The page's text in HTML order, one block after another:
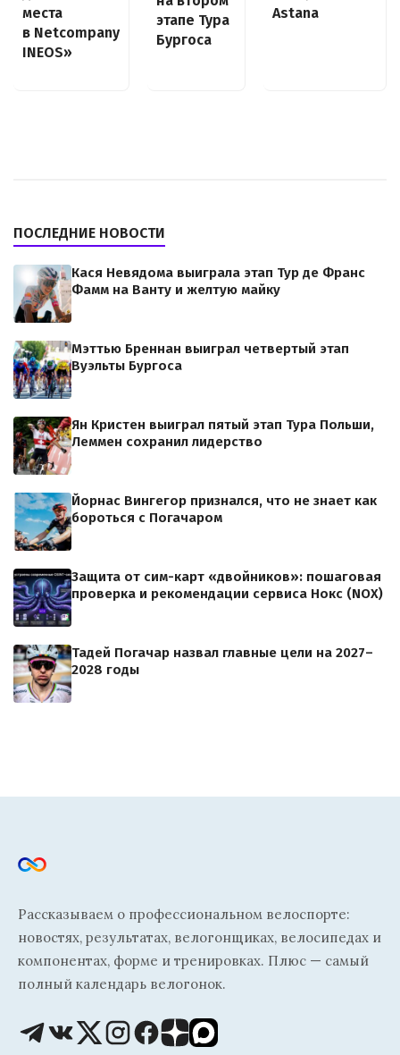
места
в Netcompany
INEOS»
этапе Тура
Бургоса
Astana
ПОСЛЕДНИЕ НОВОСТИ
Кася Невядома выиграла этап Тур де Франс
Фамм на Ванту и желтую майку
Мэттью Бреннан выиграл четвертый этап
Вуэльты Бургоса
Ян Кристен выиграл пятый этап Тура Польши,
Леммен сохранил лидерство
Йорнас Вингегор признался, что не знает как
бороться с Погачаром
Защита от сим-карт «двойников»: пошаговая
проверка и рекомендации сервиса Нокс (NOX)
Тадей Погачар назвал главные цели на 2027–
2028 годы
Рассказываем о профессиональном велоспорте:
новостях, результатах, велогонщиках, велосипедах и
компонентах, форме и тренировках. Плюс — самый
полный календарь велогонок.